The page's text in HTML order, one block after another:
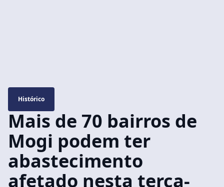
Histórico
Mais de 70 bairros de
Mogi podem ter
abastecimento
afetado nesta terça-